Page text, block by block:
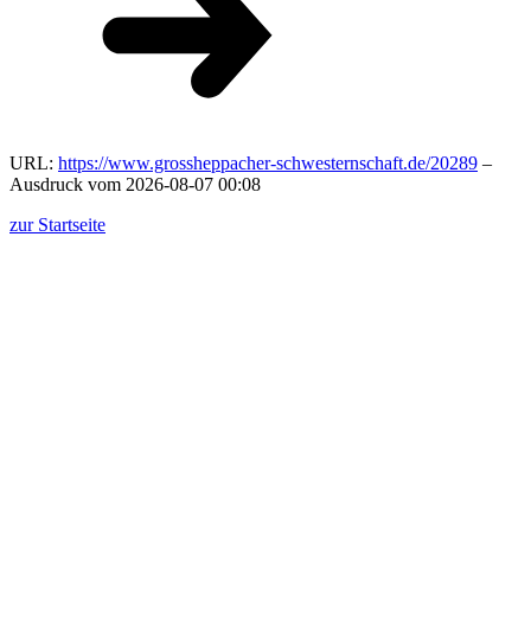
URL: https://www.grossheppacher-schwesternschaft.de/20289 –
Ausdruck vom 2026-08-07 00:08
zur Startseite